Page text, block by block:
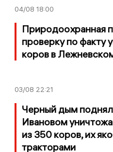
04/08 18:00
Природоохранная
проверку по факту
коров в
03/08 22:21
Черный дым
Ивановом
из 350 коров, их
тракторами